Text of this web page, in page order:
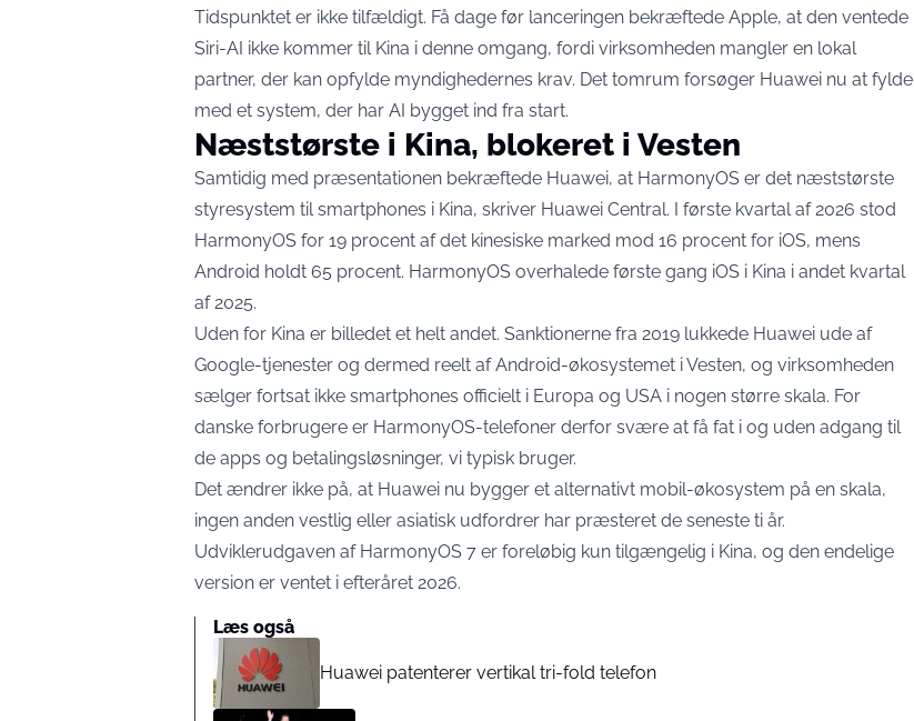
Tidspunktet er ikke tilfældigt. Få dage før lanceringen bekræftede Apple, at den ventede
Siri-AI ikke kommer til Kina i denne omgang, fordi virksomheden mangler en lokal
partner, der kan opfylde myndighedernes krav. Det tomrum forsøger Huawei nu at fylde
med et system, der har AI bygget ind fra start.
Næststørste i Kina, blokeret i Vesten
Samtidig med præsentationen bekræftede Huawei, at HarmonyOS er det næststørste
styresystem til smartphones i Kina, skriver Huawei Central. I første kvartal af 2026 stod
HarmonyOS for 19 procent af det kinesiske marked mod 16 procent for iOS, mens
Android holdt 65 procent. HarmonyOS overhalede første gang iOS i Kina i andet kvartal
af 2025.
Uden for Kina er billedet et helt andet. Sanktionerne fra 2019 lukkede Huawei ude af
Google-tjenester og dermed reelt af Android-økosystemet i Vesten, og virksomheden
sælger fortsat ikke smartphones officielt i Europa og USA i nogen større skala. For
danske forbrugere er HarmonyOS-telefoner derfor svære at få fat i og uden adgang til
de apps og betalingsløsninger, vi typisk bruger.
Det ændrer ikke på, at Huawei nu bygger et alternativt mobil-økosystem på en skala,
ingen anden vestlig eller asiatisk udfordrer har præsteret de seneste ti år.
Udviklerudgaven af HarmonyOS 7 er foreløbig kun tilgængelig i Kina, og den endelige
version er ventet i efteråret 2026.
Læs også
Huawei patenterer vertikal tri-fold telefon